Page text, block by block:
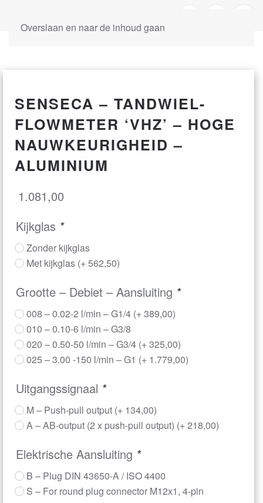
Overslaan en naar de inhoud gaan
SENSECA – TANDWIEL-
FLOWMETER ‘VHZ’ – HOGE
NAUWKEURIGHEID –
ALUMINIUM
1.081,00
Kijkglas *
Zonder kijkglas
Met kijkglas (+562,50)
Grootte – Debiet – Aansluiting *
008 – 0.02-2 l/min – G1/4 (+389,00)
010 – 0.10-6 l/min – G3/8
020 – 0.50-50 l/min – G3/4 (+325,00)
025 – 3.00 -150 l/min – G1 (+ 1.779,00)
Uitgangssignaal *
M – Push-pull output (+ 134,00)
A – AB-output (2 x push-pull output) (+218,00)
Elektrische Aansluiting *
B – Plug DIN 43650-A / ISO 4400
S – For round plug connector M12x1, 4-pin